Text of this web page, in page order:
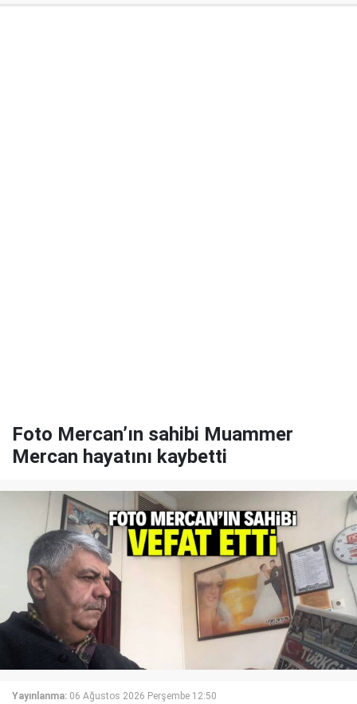
Foto Mercan’ın sahibi Muammer
Mercan hayatını kaybetti
Yayınlanma: 06 Ağustos 2026 Perşembe 12:50